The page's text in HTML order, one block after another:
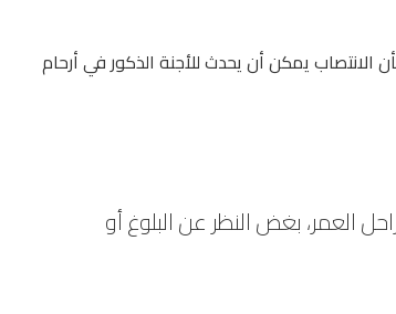
الانتصاب يمكن أن يحدث للأجنة الذكور في أرحام
العمر، بغض النظر عن البلوغ أو